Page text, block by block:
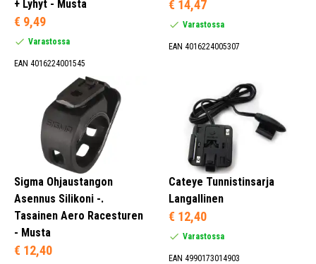
Pidin (1)
Kyllä (24)
Ei (7)
+ Lyhyt - Musta
€ 9,49
Varastossa
EAN 4016224001545
€ 14,47
Varastossa
EAN 4016224005307
Sigma Ohjaustangon
Asennus Silikoni -.
Tasainen Aero Racesturen
- Musta
€ 12,40
Cateye Tunnistinsarja
Langallinen
€ 12,40
Varastossa
EAN 4990173014903